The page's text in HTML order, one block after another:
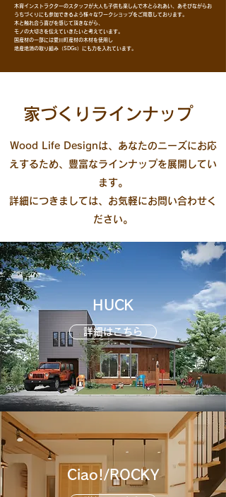
木育インストラクターのスタッフが大人も子供も楽しんで木とふれあい、あそびながらお
うちづくりにも参加できるよう様々なワークショップをご用意しております。
木と触れ合う喜びを感じて頂きながら、
モノの大切さを伝えていきたいと考えています。
国産材の一部には愛川町産材の木材を使用し
地産地消の取り組み（SDGs）にも力を入れています。
​家づくりラインナップ
Wood Life Designは、あなたのニーズにお応
えするため、豊富なラインナップを展開してい
ます。
詳細につきましては、お気軽にお問い合わせく
ださい。
HUCK
詳細はこちら
Ciao!/ROCKY